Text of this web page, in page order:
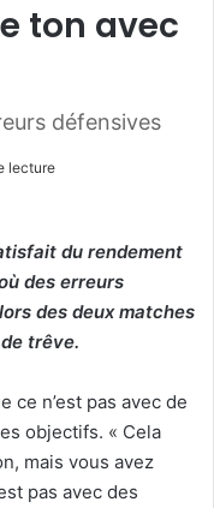
ton avec
défensives
lecture
du rendement
des erreurs
des deux matches
trêve.
ce n’est pas avec de
objectifs. « Cela
mais vous avez
pas avec des